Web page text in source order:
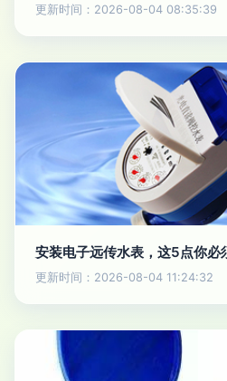
更新时间：2026-08-04 08:35:39
安装电子远传水表，这5点你必
更新时间：2026-08-04 11:24:32